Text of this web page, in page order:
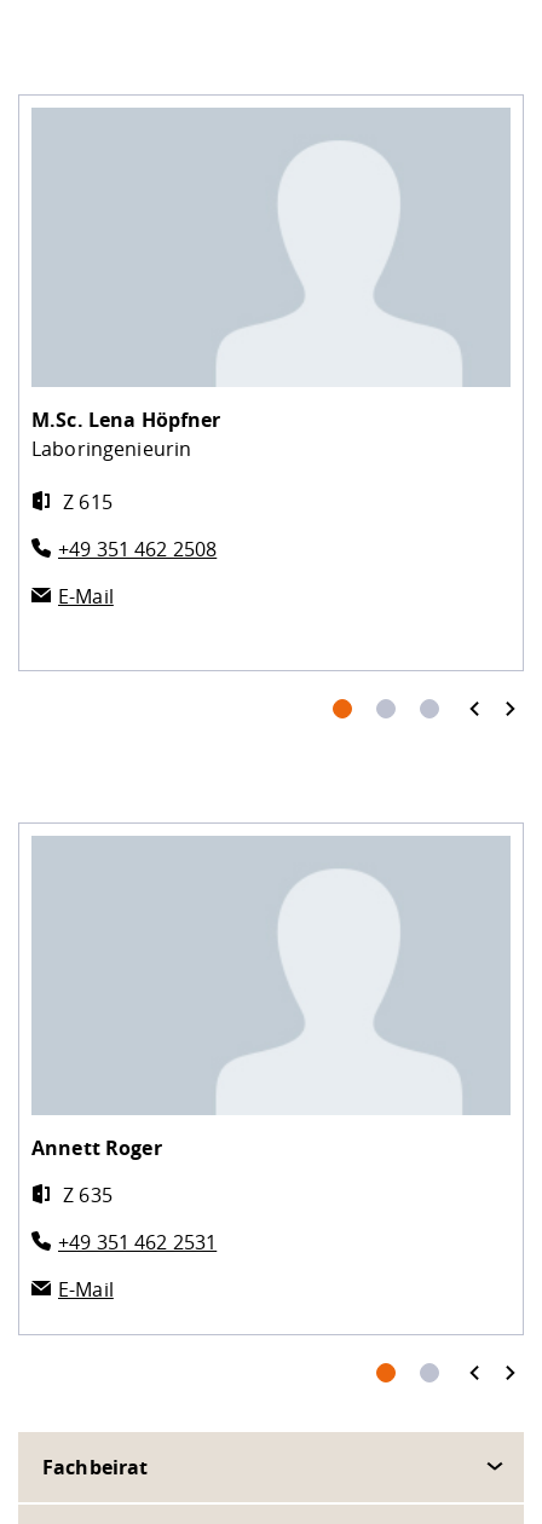
M.Sc. Lena Höpfner
Laboringenieurin
Z 615
+49 351 462 2508
E-Mail
prev next
Annett Roger
Z 635
+49 351 462 2531
E-Mail
prev next
Fachbeirat